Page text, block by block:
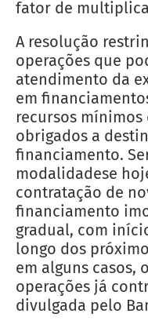
fator de
A resolução
operações que
atendimento da
em
recursos mínimos
obrigados a
financiamento.
modalidadese
contratação de
financiamento
gradual, com
longo dos
em alguns casos,
operações já
divulgada pelo